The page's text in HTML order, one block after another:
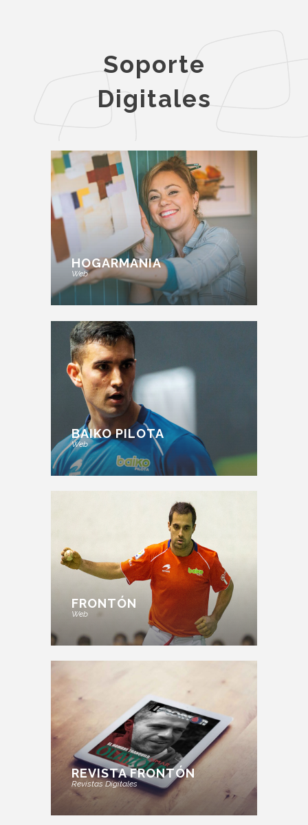
Soporte
Digitales
HOGARMANIA
Web
BAIKO PILOTA
Web
FRONTÓN
Web
REVISTA FRONTÓN
Revistas Digitales